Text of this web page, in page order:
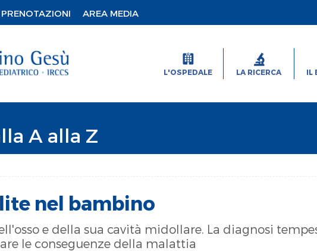
PRENOTAZIONI AREA MEDIA
L'OSPEDALE LA RICERCA IL
A alla Z
nel bambino
e della sua cavità midollare. La diagnosi
le conseguenze della malattia